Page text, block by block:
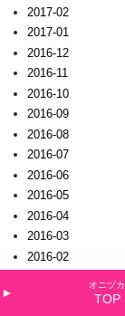
2017-02
2017-01
2016-12
2016-11
2016-10
2016-09
2016-08
2016-07
2016-06
2016-05
2016-04
2016-03
2016-02
オニヅカ
TOP